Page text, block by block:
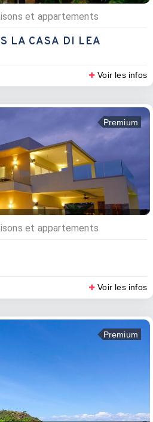
et appartements
LA CASA DI LEA
Voir les infos
Premium
et appartements
Voir les infos
Premium